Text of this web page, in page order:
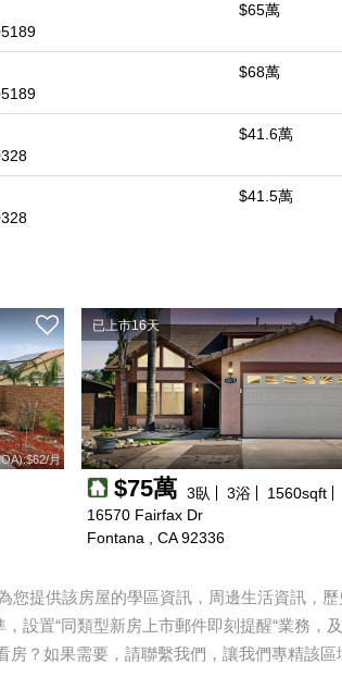
$65萬
$68萬
$41.6萬
$41.5萬
月
已上市16天
$75萬 3臥 3浴 1560sqft
16570 Fairfax Dr
Fontana , CA 92336
您提供該房屋的學區資訊，周邊生活資訊，
設置“同類型新房上市郵件即刻提醒“業務，
房？如果需要，請聯繫我們，讓我們專精該